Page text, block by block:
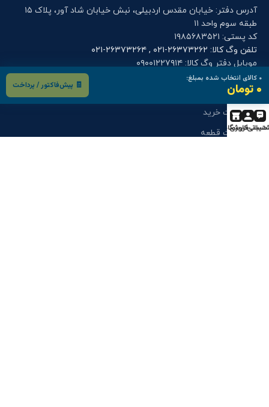
۰ کالای انتخاب شده بمبلغ:
۰ تومان 🧾 پیش‌فاکتور / پرداخت
آدرس دفتر: خیابان مقدس اردبیلی، نبش خیابان شاد آور، پلاک ۱۵
طبقه سوم واحد ۱۱
کد پستی: ۱۹۸۵۶۸۳۵۲۱
تلفن وگ کالا: ۲۶۳۷۳۲۶۲-۰۲۱ , ۲۶۳۷۳۲۶۴-۰۲۱
موبایل دفتر وگ کالا: ۰۹۰۰۱۲۲۷۹۱۴
فرم های کاربری
درخواست خرید
درخواست قطعه
حساب کاربری
فروشگاه